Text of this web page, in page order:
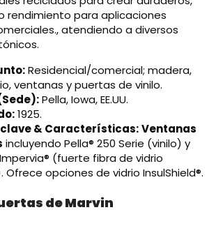
rendimiento para aplicaciones
atendiendo a diversos
Residencial/comercial; madera,
ventanas y puertas de vinilo.
Pella, Iowa, EE.UU.
1925.
& Características:Ventanas
incluyendo Pella® 250 Serie (vinilo) y
(fuerte fibra de vidrio
opciones de vidrio InsulShield®.
de Marvin